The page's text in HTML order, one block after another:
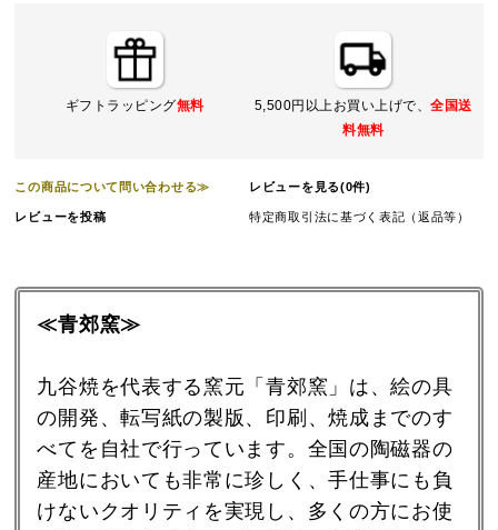
ギフトラッピング無料 5,500円以上お買い上げで、全国送
料無料
この商品について問い合わせる≫ レビューを見る(0件)
レビューを投稿 特定商取引法に基づく表記（返品等）
≪青郊窯≫
九谷焼を代表する窯元「青郊窯」は、絵の具
の開発、転写紙の製版、印刷、焼成までのす
べてを自社で行っています。全国の陶磁器の
産地においても非常に珍しく、手仕事にも負
けないクオリティを実現し、多くの方にお使